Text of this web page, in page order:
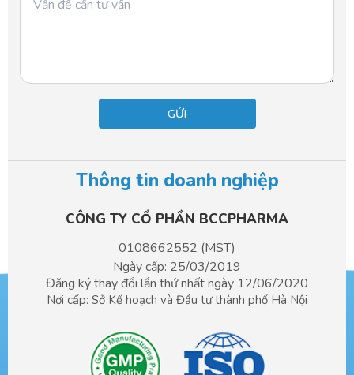
Thông tin doanh nghiệp
CÔNG TY CỔ PHẦN BCCPHARMA​
0108662552 (MST)
Ngày cấp: 25/03/2019
Đăng ký thay đổi lần thứ nhất ngày 12/06/2020
Nơi cấp: Sở Kế hoạch và Đầu tưthành phố Hà Nội